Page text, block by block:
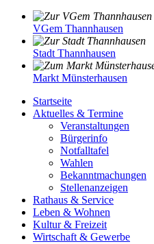
VGem Thannhausen
Stadt Thannhausen
Markt Münsterhausen
Startseite
Aktuelles & Termine
Veranstaltungen
Bürgerinfo
Notfalltafel
Wahlen
Bekanntmachungen
Stellenanzeigen
Rathaus & Service
Leben & Wohnen
Kultur & Freizeit
Wirtschaft & Gewerbe